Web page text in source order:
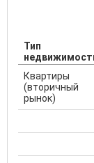
Тип
Квартиры
(вторичный
рынок)